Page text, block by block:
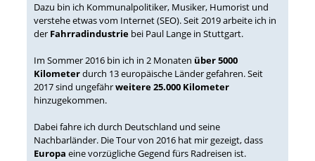
Dazu bin ich Kommunalpolitiker, Musiker, Humorist und
verstehe etwas vom Internet (SEO). Seit 2019 arbeite ich in
der Fahrradindustrie bei Paul Lange in Stuttgart.
Im Sommer 2016 bin ich in 2 Monaten über 5000
Kilometerdurch 13 europäische Länder gefahren. Seit
2017 sind ungefährweitere 25.000 Kilometer
hinzugekommen.
Dabei fahre ich durch Deutschland und seine
Nachbarländer. Die Tour von 2016 hat mir gezeigt, dass
Europa eine vorzügliche Gegend fürs Radreisen ist.